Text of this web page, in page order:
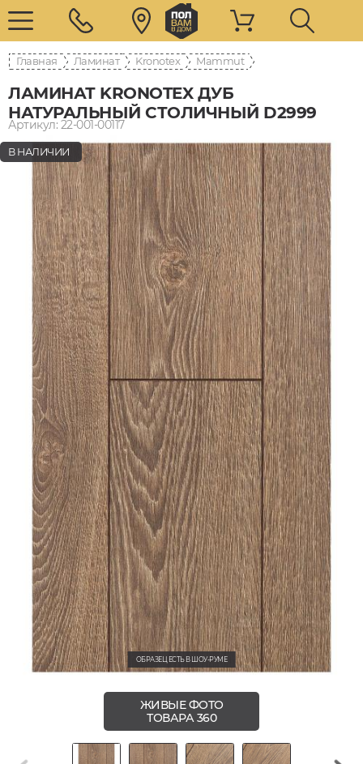
Главная Ламинат Kronotex Mammut
ЛАМИНАТ KRONOTEX ДУБ
НАТУРАЛЬНЫЙ СТОЛИЧНЫЙ D2999
Артикул: 22-001-00117
В НАЛИЧИИ
ОБРАЗЕЦ ЕСТЬ В ШОУ-РУМЕ
ЖИВЫЕ ФОТО
ТОВАРА 360